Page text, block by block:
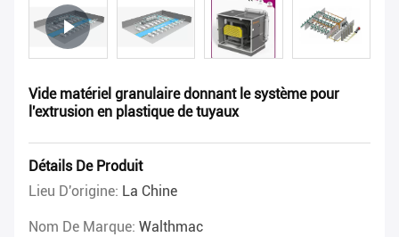
Vide matériel granulaire donnant le système pour
l'extrusion en plastique de tuyaux
Détails De Produit
Lieu D'origine: La Chine
Nom De Marque: Walthmac